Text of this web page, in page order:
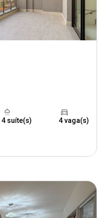
4 suíte(s) 4 vaga(s)